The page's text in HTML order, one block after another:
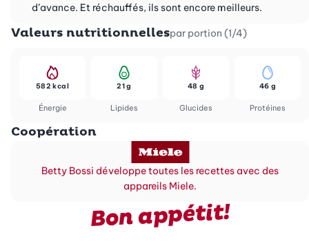
d’avance. Et réchauffés, ils sont encore meilleurs.
Valeurs nutritionnellespar portion (1/4)
Énergie
582 kcal
Lipides
21 g
Glucides
48 g
Protéines
46 g
Coopération
Betty Bossi développe toutes les recettes avec des
appareils Miele.
Bon appétit!